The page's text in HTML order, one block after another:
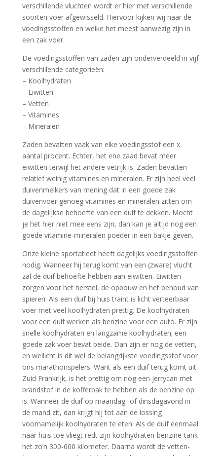
verschillende vluchten wordt er hier met verschillende
soorten voer afgewisseld. Hiervoor kijken wij naar de
voedingsstoffen en welke het meest aanwezig zijn in
een zak voer.
De voedingsstoffen van zaden zijn onderverdeeld in vijf
verschillende categorieën:
– Koolhydraten
– Eiwitten
– Vetten
– Vitamines
– Mineralen
Zaden bevatten vaak van elke voedingsstof een x
aantal procent. Echter, het ene zaad bevat meer
eiwitten terwijl het andere vetrijk is. Zaden bevatten
relatief weinig vitamines en mineralen. Er zijn heel veel
duivenmelkers van mening dat in een goede zak
duivenvoer genoeg vitamines en mineralen zitten om
de dagelijkse behoefte van een duif te dekken. Mocht
je het hier niet mee eens zijn, dan kan je altijd nog een
goede vitamine-mineralen poeder in een bakje geven.
Onze kleine sportatleet heeft dagelijks voedingsstoffen
nodig. Wanneer hij terug komt van een (zware) vlucht
zal de duif behoefte hebben aan eiwitten. Eiwitten
zorgen voor het herstel, de opbouw en het behoud van
spieren. Als een duif bij huis traint is licht verteerbaar
voer met veel koolhydraten prettig. De koolhydraten
voor een duif werken als benzine voor een auto. Er zijn
snelle koolhydraten en langzame koolhydraten; een
goede zak voer bevat beide. Dan zijn er nog de vetten,
en wellicht is dit wel de belangrijkste voedingsstof voor
ons marathonspelers. Want als een duif terug komt uit
Zuid Frankrijk, is het prettig om nog een jerrycan met
brandstof in de kofferbak te hebben als de benzine op
is. Wanneer de duif op maandag- of dinsdagavond in
de mand zit, dan krijgt hij tot aan de lossing
voornamelijk koolhydraten te eten. Als de duif eenmaal
naar huis toe vliegt redt zijn koolhydraten-benzine-tank
het zo’n 300-600 kilometer. Daarna wordt de vetten-